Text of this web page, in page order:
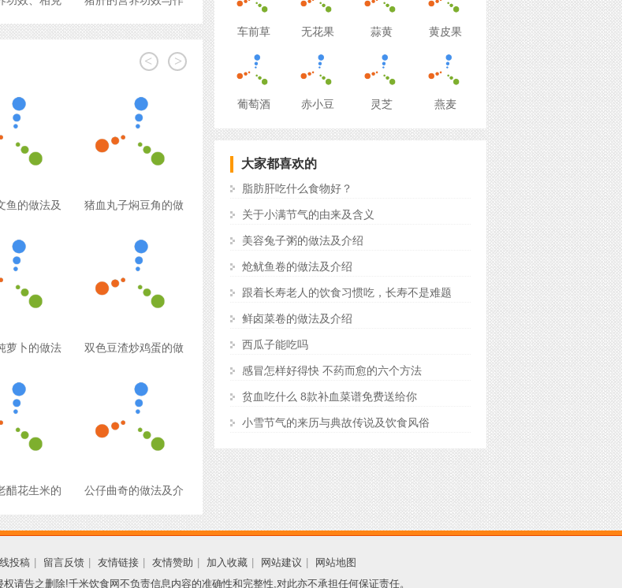
< >
鱼的做法及 猪血丸子焖豆角的做
萝卜的做法 双色豆渣炒鸡蛋的做
醋花生米的 公仔曲奇的做法及介
车前草 无花果 蒜黄 黄皮果
葡萄酒 赤小豆 灵芝 燕麦
大家都喜欢的
脂肪肝吃什么食物好？
关于小满节气的由来及含义
美容兔子粥的做法及介绍
炝鱿鱼卷的做法及介绍
跟着长寿老人的饮食习惯吃，长寿不是难题
鲜卤菜卷的做法及介绍
西瓜子能吃吗
感冒怎样好得快 不药而愈的六个方法
贫血吃什么 8款补血菜谱免费送给你
小雪节气的来历与典故传说及饮食风俗
投稿 留言反馈 友情链接 友情赞助 加入收藏 网站建议
网站地图
请告之删除!千米饮食网不负责信息内容的准确性和完整性,对此亦不承担任何保证责任。